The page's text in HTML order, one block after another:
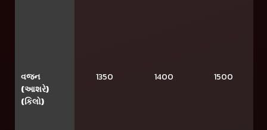
વજન
(આશરે)
(કિલો)
1350 1400 1500